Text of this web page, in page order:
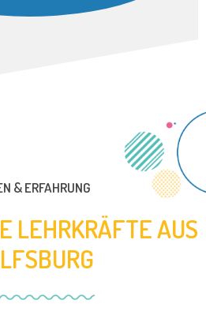
& ERFAHRUNG
LEHRKRÄFTE AUS